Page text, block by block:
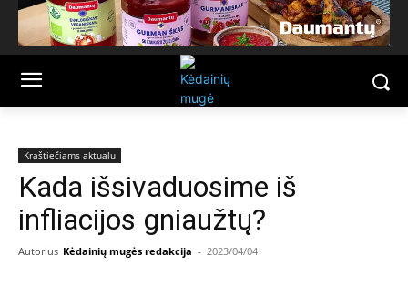
Kraštiečiams aktualu
Kada išsivaduosime iš
infliacijos gniaužtų?
Autorius Kėdainių mugės redakcija - 2023/04/04